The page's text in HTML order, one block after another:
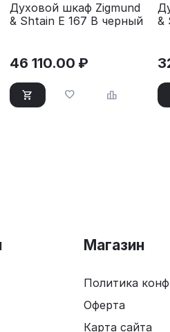
Духовой шкаф Zigmund
& Shtain E 167 B черный
46 110.00 ₽
&
Магазин
Политика
Оферта
Карта сайта